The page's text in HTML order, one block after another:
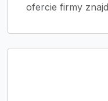
ofercie firmy